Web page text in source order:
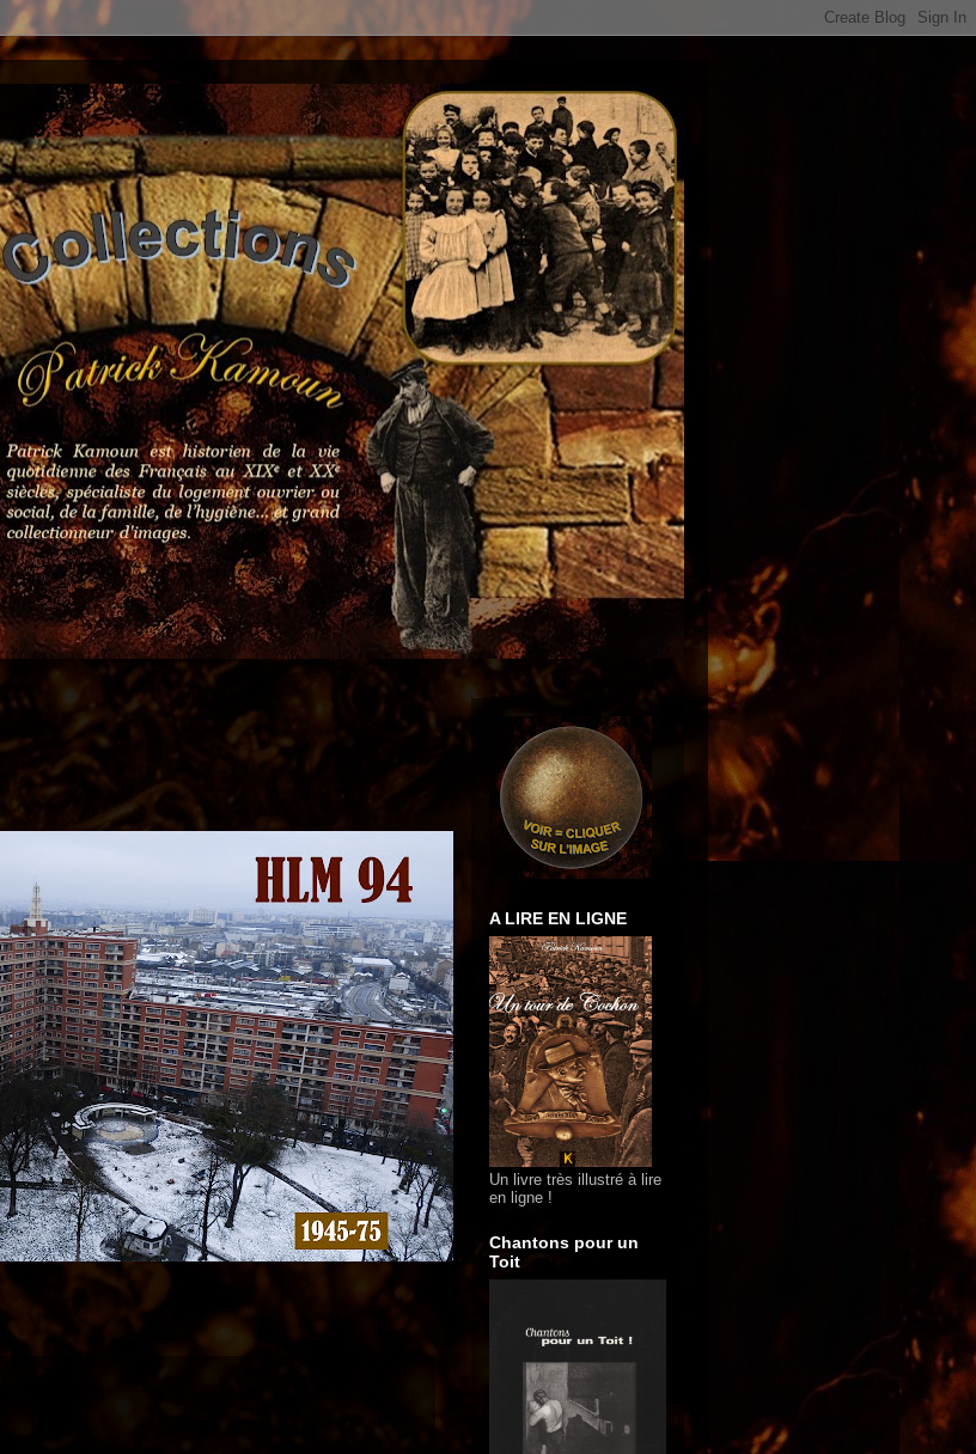
A LIRE EN LIGNE
Un livre très illustré à lire
en ligne !
Chantons pour un
Toit